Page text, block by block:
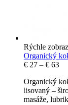
Rýchle
Organický
€ 27 – € 63
Organický
lisovaný –
masáže,